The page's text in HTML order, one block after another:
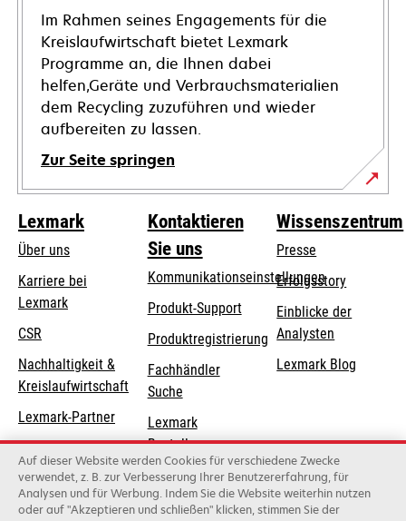
Im Rahmen seines Engagements für die
Kreislaufwirtschaft bietet Lexmark
Programme an, die Ihnen dabei
helfen,Geräte und Verbrauchsmaterialien
dem Recycling zuzuführen und wieder
aufbereiten zu lassen.
Zur Seite springen
Lexmark
Über uns
Karriere bei
Lexmark
CSR
Nachhaltigkeit &
Kreislaufwirtschaft
Lexmark-Partner
Kontaktieren
Sie uns
Kommunikationseinstellungen
wird
in
einer
neuen
Registerkarte
geöffnet
Produkt-Supportwird
einer
neuen
Produktregistrierung
Fachhändler
Suche
Lexmark
Bestellungen
Lexmark
Distributoren
Wissenszentrum
Presse
Erfolgsstory
Einblicke der
Analysten
Lexmark Blog
Auf dieser Website werden Cookies für verschiedene Zwecke
verwendet, z. B. zur Verbesserung Ihrer Benutzererfahrung, für
Analysen und für Werbung. Indem Sie die Website weiterhin nutzen
oder auf "Akzeptieren und schließen" klicken, stimmen Sie der